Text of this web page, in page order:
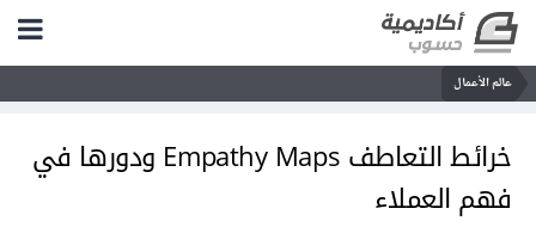
عالم الأعمال
خرائط التعاطف Empathy Maps ودورها في
فهم العملاء